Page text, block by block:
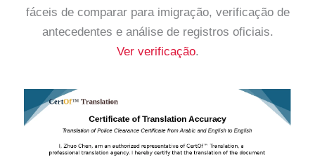
fáceis de comparar para imigração, verificação de
antecedentes e análise de registros oficiais.
Ver verificação.